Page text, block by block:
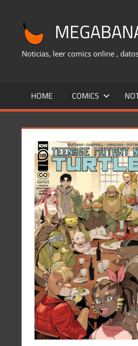
contenido
Noticias, leer comics online ,
HOME COMICS